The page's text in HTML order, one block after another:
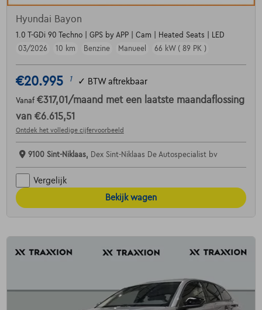
Hyundai Bayon
1.0 T-GDi 90 Techno | GPS by APP | Cam | Heated Seats | LED
03/2026
10 km Benzine Manueel 66 kW ( 89 PK )
€20.995 1 ✓ BTW aftrekbaar
Vanaf €317,01 /maand met een laatste maandaflossing
van €6.615,51
Ontdek het volledige cijfervoorbeeld
9100 Sint-Niklaas, Dex Sint-Niklaas De Autospecialist bv
Vergelijk
Bekijk wagen